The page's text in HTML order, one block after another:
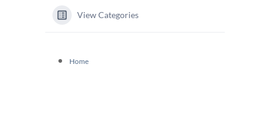
View Categories
Home